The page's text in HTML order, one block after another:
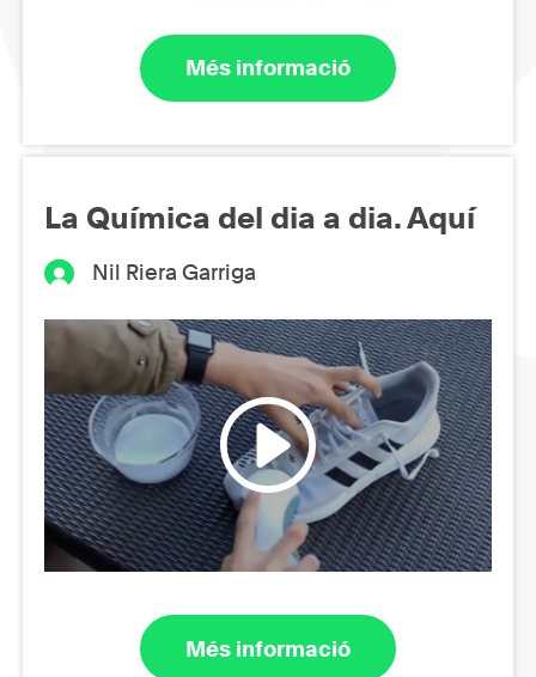
Més informació
La Química del dia a dia. Aquí
Nil Riera Garriga
Més informació